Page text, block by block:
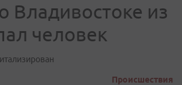
Владивостоке из
человек
Происшествия